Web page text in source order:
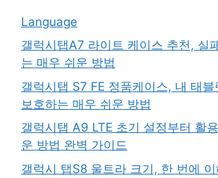
Language
갤럭시탭A7 라이트 케이스 추천, 실
는 매우 쉬운 방법
갤럭시탭 S7 FE 정품케이스, 내 태블
보호하는 매우 쉬운 방법
갤럭시탭 A9 LTE 초기 설정부터 활
운 방법 완벽 가이드
갤럭시 탭S8 울트라 크기, 한 번에